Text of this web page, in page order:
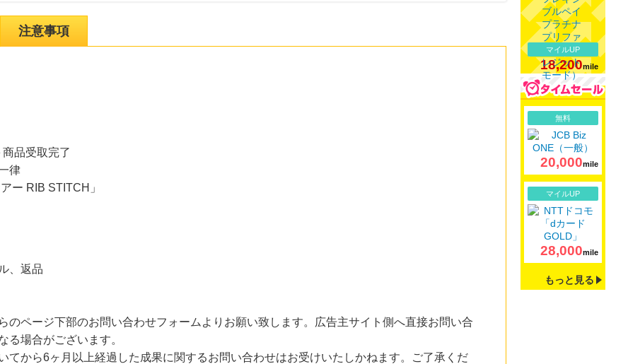
注意事項
品受取完了
律
ー RIB STITCH」
、返品
のページ下部のお問い合わせフォームよりお願い致します。広告主サイト側へ直接お問い合
る場合がございます。
てから6ヶ月以上経過した成果に関するお問い合わせはお受けいたしかねます。ご了承くだ
マイルUP
18,200mile
無料
20,000mile
マイルUP
28,000mile
もっと見る